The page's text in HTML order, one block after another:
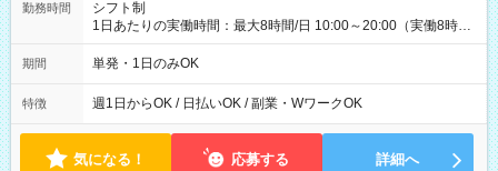
勤務時間
シフト制
1日あたりの実働時間：最大8時間/日 10:00～20:00（実働8時間
／休憩2時間） ★毎週【水曜日】【土曜日】【日曜日】のいずれ
か、または複数日勤務できる方歓迎！ ★「他の曜日で働きた
す。ご応募時にご遠慮なくご相談ください。 ※残業は原則あり
ません。
期間 単発・1日のみOK
特徴 週1日からOK / 日払いOK / 副業・WワークOK
気になる！ 応募する 詳細へ